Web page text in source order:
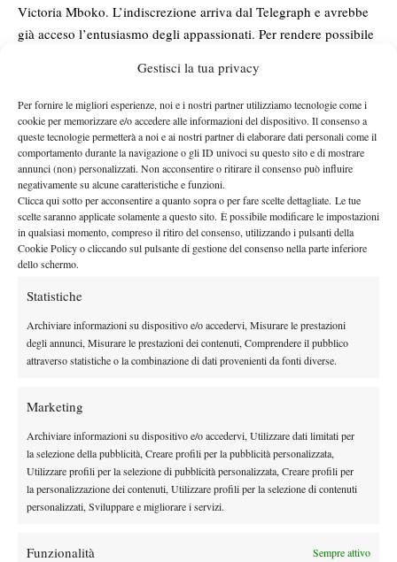
Gestisci la tua privacy
Per fornire le migliori esperienze, noi e i nostri partner utilizziamo tecnologie come i
cookie per memorizzare e/o accedere alle informazioni del dispositivo. Il consenso a
queste tecnologie permetterà a noi e ai nostri partner di elaborare dati personali come il
comportamento durante la navigazione o gli ID univoci su questo sito e di mostrare
annunci (non) personalizzati. Non acconsentire o ritirare il consenso può influire
negativamente su alcune caratteristiche e funzioni.
Clicca qui sotto per acconsentire a quanto sopra o per fare scelte dettagliate. Le tue
scelte saranno applicate solamente a questo sito. È possibile modificare le impostazioni
in qualsiasi momento, compreso il ritiro del consenso, utilizzando i pulsanti della
Cookie Policy o cliccando sul pulsante di gestione del consenso nella parte inferiore
dello schermo.
Statistiche
Archiviare informazioni su dispositivo e/o accedervi, Misurare le prestazioni
degli annunci, Misurare le prestazioni dei contenuti, Comprendere il pubblico
attraverso statistiche o la combinazione di dati provenienti da fonti diverse.
Marketing
Archiviare informazioni su dispositivo e/o accedervi, Utilizzare dati limitati per
la selezione della pubblicità, Creare profili per la pubblicità personalizzata,
Utilizzare profili per la selezione di pubblicità personalizzata, Creare profili per
la personalizzazione dei contenuti, Utilizzare profili per la selezione di contenuti
personalizzati, Sviluppare e migliorare i servizi.
Funzionalità Sempre attivo
Victoria Mboko. L’indiscrezione arriva dal Telegraph e avrebbe
già acceso l’entusiasmo degli appassionati. Per rendere possibile
mesi previsto nel programma antidoping,
per poter tornare ufficialmente a competere nel circuito
professionistico.
L’ultima apparizione ufficiale della leggenda americana risale agli
US Open 2022, torneo che sembrava aver sancito il definitivo
addio al tennis. Da allora Serena si è dedicata alla famiglia e alle
attività imprenditoriali, lasciando però spesso aperta una piccola
porta sul possibile ritorno. L’eventuale presenza al Queen’s
avrebbe inevitabilmente unimpatto enorme mediatico e
rappresenterebbe uno degli eventi più attesi degli ultimi anni,
capace di attirare l’attenzione ben oltre il mondo del tennis.
DI TENDENZA
Atp News
Masters 1000 Montreal 2026: programma,